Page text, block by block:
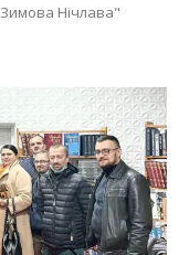
Нічлава"